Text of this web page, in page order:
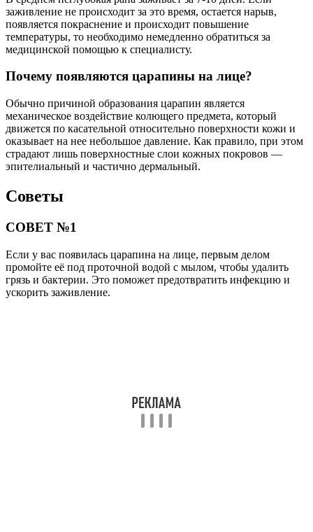
заживление не происходит за это время, остается нарыв,
появляется покраснение и происходит повышение
температуры, то необходимо немедленно обратиться за
медицинской помощью к специалисту.
Почему появляются царапины на лице?
Обычно причиной образования царапин является
механическое воздействие колющего предмета, который
движется по касательной относительно поверхности кожи и
оказывает на нее небольшое давление. Как правило, при этом
страдают лишь поверхностные слои кожных покровов —
эпителиальный и частично дермальный.
Советы
СОВЕТ №1
Если у вас появилась царапина на лице, первым делом
промойте её под проточной водой с мылом, чтобы удалить
грязь и бактерии. Это поможет предотвратить инфекцию и
ускорить заживление.